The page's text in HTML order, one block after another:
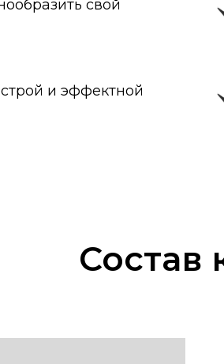
свой
и эффектной
Состав